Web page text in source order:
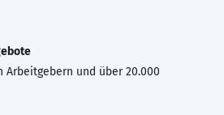
Arbeitgebern und über 20.000